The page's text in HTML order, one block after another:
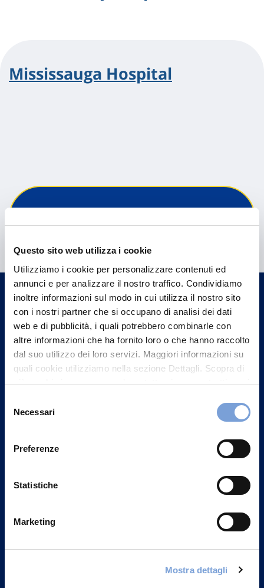
Questo sito web utilizza i cookie
Utilizziamo i cookie per personalizzare contenuti ed
annunci e per analizzare il nostro traffico. Condividiamo
inoltre informazioni sul modo in cui utilizza il nostro sito
con i nostri partner che si occupano di analisi dei dati
web e di pubblicità, i quali potrebbero combinarle con
altre informazioni che ha fornito loro o che hanno raccolto
dal suo utilizzo dei loro servizi. Maggiori informazioni su
quali cookie utilizziamo nella sezione Dettagli. Scopra di
più su chi siamo, come può contattarci e come trattiamo i
può trovare nel footer del sito nella sezione "Informativa
delNecessari
Preferenze
Statistiche
Marketing
Mostra dettagli
Mississauga Hospital
Hai bisogno di
informazioni?
Trova l'Agenzia più vicina a te e parla con
un nostro Agente.
Contattaci
20149 Milano